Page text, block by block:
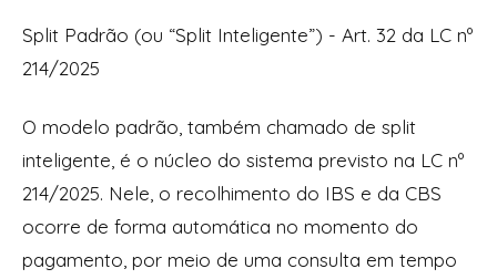
Split Padrão (ou “Split Inteligente”) - Art. 32 da LC nº
214/2025
O modelo padrão, também chamado de split
inteligente, é o núcleo do sistema previsto na LC nº
214/2025. Nele, o recolhimento do IBS e da CBS
ocorre de forma automática no momento do
pagamento, por meio de uma consulta em tempo